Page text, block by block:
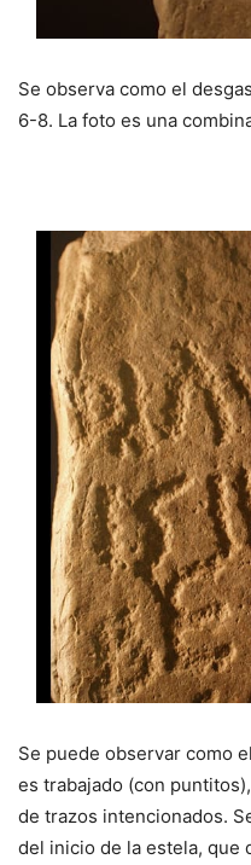
Se observa como el
6-8. La foto es una
Se puede observar como
es trabajado (con
de trazos intencionados.
del inicio de la estela, que